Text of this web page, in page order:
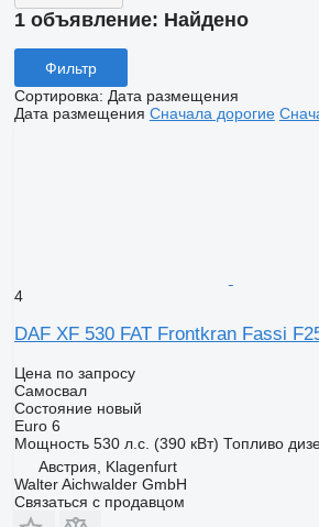
1 объявление: Найдено
Фильтр
Сортировка: Дата размещения
Дата размещения Сначала дорогие
4
DAF XF 530 FAT Frontkran Fassi
Цена по запросу
Самосвал
Состояниеновый
Euro 6
Мощность 530 л.с. (390 кВт) Топливо
Австрия, Klagenfurt
Walter Aichwalder GmbH
Связаться с продавцом